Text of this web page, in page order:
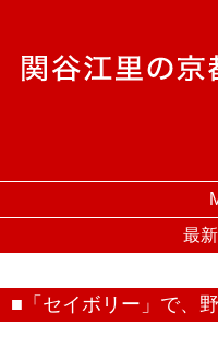
最
■「セイボリー」で、